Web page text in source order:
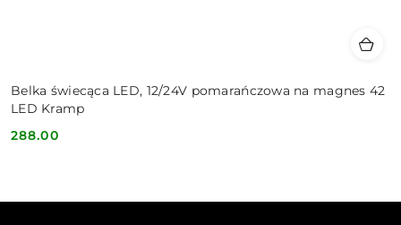
Belka świecąca LED, 12/24V pomarańczowa na magnes 42
LED Kramp
Cena:
288.00